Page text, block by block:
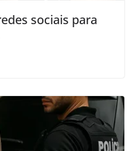
sociais para